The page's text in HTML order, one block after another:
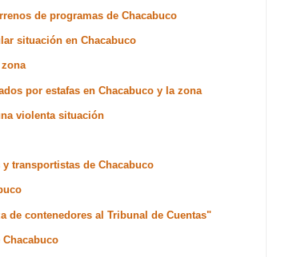
de programas de Chacabuco
situación en Chacabuco
por estafas en Chacabuco y la zona
violenta situación
transportistas de Chacabuco
de contenedores al Tribunal de Cuentas"